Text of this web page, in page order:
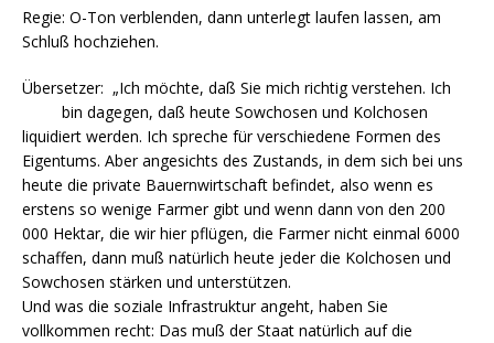
Regie: O-Ton verblenden, dann unterlegt laufen lassen, am
Schluß hochziehen.
Übersetzer: „Ich möchte, daß Sie mich richtig verstehen. Ich
bin dagegen, daß heute Sowchosen und Kolchosen
liquidiert werden. Ich spreche für verschiedene Formen des
Eigentums. Aber angesichts des Zustands, in dem sich bei uns
heute die private Bauernwirtschaft befindet, also wenn es
erstens so wenige Farmer gibt und wenn dann von den 200
000 Hektar, die wir hier pflügen, die Farmer nicht einmal 6000
schaffen, dann muß natürlich heute jeder die Kolchosen und
Sowchosen stärken und unterstützen.
Und was die soziale Infrastruktur angeht, haben Sie
vollkommen recht: Das muß der Staat natürlich auf die